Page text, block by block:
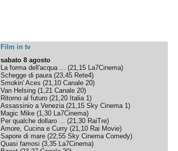
Film in tv
sabato 8 agosto
La forma dell'acqua ... (21,15 La7Cinema)
Schegge di paura(23,45 Rete4)
Smokin' Aces (21,10 Canale 20)
Van Helsing (1,21 Canale 20)
Ritorno al futuro (21,20 Italia 1)
Assassinio a Venezia(21,15 Sky Cinema 1)
Magic Mike (1,30 La7Cinema)
Per qualche dollaro ... (21,30 RaiTre)
Amore, Cucina e Curry (21,10 Rai Movie)
Sapore di mare (22,55 Sky Cinema Comedy)
Quasi famosi (3,35 La7Cinema)